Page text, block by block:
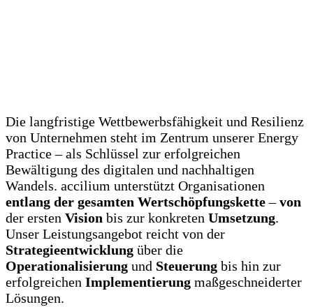
Die langfristige Wettbewerbsfähigkeit und Resilienz
von Unternehmen steht im Zentrum unserer Energy
Practice – als Schlüssel zur erfolgreichen
Bewältigung des digitalen und nachhaltigen
Wandels. accilium unterstützt Organisationen
entlang der gesamten Wertschöpfungskette–von
der ersten Vision bis zur konkreten Umsetzung.
Unser Leistungsangebot reicht von der
Strategieentwicklung über die
Operationalisierung und Steuerung bis hin zur
erfolgreichen Implementierung maßgeschneiderter
Lösungen.